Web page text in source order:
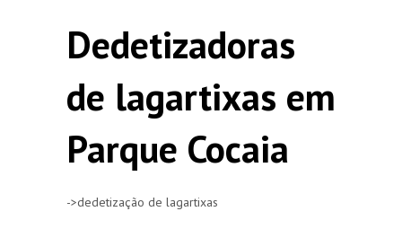
Dedetizadoras
de lagartixas em
Parque Cocaia
->dedetização de lagartixas